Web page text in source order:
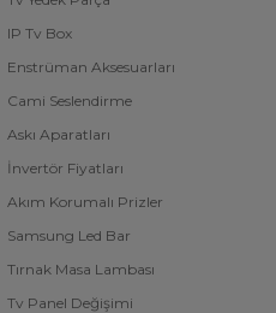
IP Tv Box
Enstrüman Aksesuarları
Cami Seslendirme
Askı Aparatları
İnvertör Fiyatları
Akım Korumalı Prizler
Samsung Led Bar
Tırnak Masa Lambası
Tv Panel Değişimi